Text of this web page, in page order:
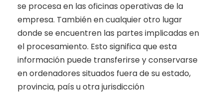
se procesa en las oficinas operativas de la
empresa. También en cualquier otro lugar
donde se encuentren las partes implicadas en
el procesamiento. Esto significa que esta
información puede transferirse y conservarse
en ordenadores situados fuera de su estado,
provincia, país u otra jurisdicción